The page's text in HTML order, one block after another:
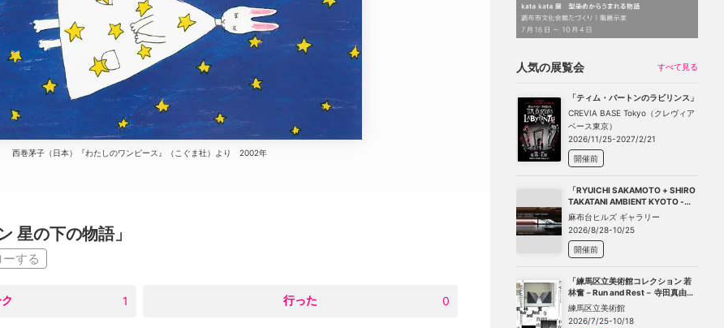
西巻茅子（日本）『わたしのワンピース』（こぐま社）より 2002年
星の下の物語」
する
1 行った 0
人気の展覧会 すべて見る
「ティム・バートンのラビリンス」
CREVIA BASE Tokyo（クレヴィア
ベース東京）
2026/11/25-2027/2/21
開催前
「RYUICHI SAKAMOTO + SHIRO
TAKATANI AMBIENT KYOTO -
TOKYO」
麻布台ヒルズ ギャラリー
2026/8/28-10/25
開催前
「練馬区立美術館コレクション 若
林奮－Run and Rest－ 寺田真由美
－不在の存在－」
練馬区立美術館
2026/7/25-10/18